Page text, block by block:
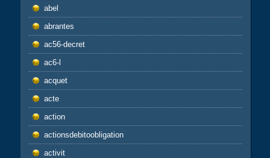
abel
abrantes
ac56-decret
ac6-l
acquet
acte
action
actionsdebitoobligation
activit